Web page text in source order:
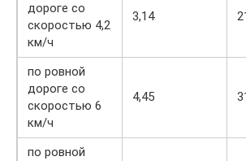
дороге со
скоростью 4,2
км/ч
3,14
по ровной
дороге со
скоростью 6
км/ч
4,45
по ровной